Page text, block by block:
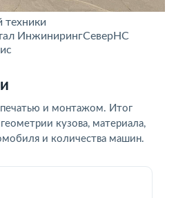
техники
ИнжинирингСеверНС
и монтажом. Итог
кузова, материала,
и количества машин.